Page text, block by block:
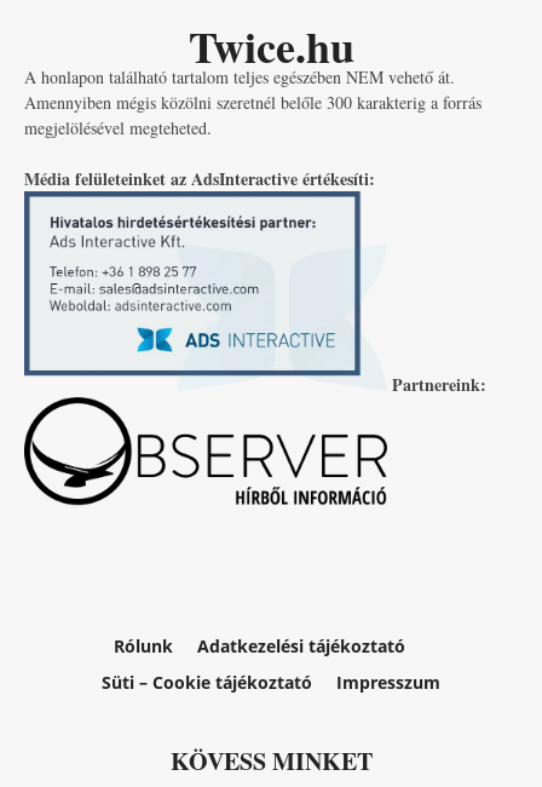
Twice.hu
A honlapon található tartalom teljes egészében NEM vehető át.
Amennyiben mégis közölni szeretnél belőle 300 karakterig a forrás
megjelölésével megteheted.
Média felületeinket az AdsInteractive értékesíti:
Partnereink:
Rólunk
Adatkezelési tájékoztató
Süti – Cookie tájékoztató
Impresszum
KÖVESS MINKET